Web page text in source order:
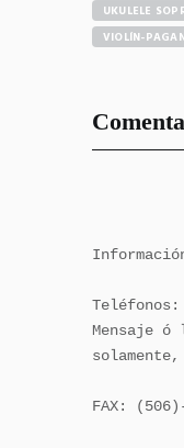
UKULELE
VIOLÍN-
Mensaje ó
FAX: